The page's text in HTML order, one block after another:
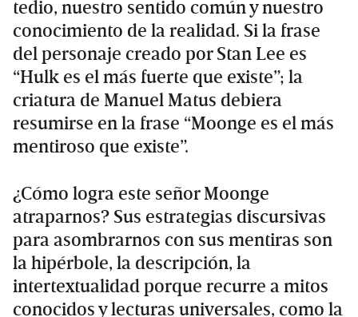
tedio, nuestro sentido común y nuestro
conocimiento de la realidad. Si la frase
del personaje creado por Stan Lee es
“Hulk es el más fuerte que existe”; la
criatura de Manuel Matus debiera
resumirse en la frase “Moonge es el más
mentiroso que existe”.
¿Cómo logra este señor Moonge
atraparnos? Sus estrategias discursivas
para asombrarnos con sus mentiras son
la hipérbole, la descripción, la
intertextualidad porque recurre a mitos
conocidos y lecturas universales, como la